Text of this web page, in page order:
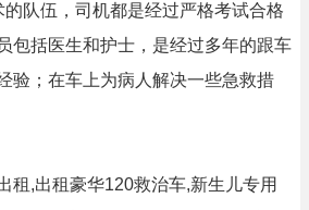
队伍，司机都是经过严格考试合格
包括医生和护士，是经过多年的跟车
验；在车上为病人解决一些急救措
租,出租豪华120救治车,新生儿专用